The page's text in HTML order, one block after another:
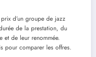
prix d’un groupe de jazz
de la prestation, du
et de leur renommée.
pour comparer les offres.